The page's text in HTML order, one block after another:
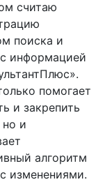
считаю
поиска и
информацией
помогает
и закрепить
но и
алгоритм
изменениями.